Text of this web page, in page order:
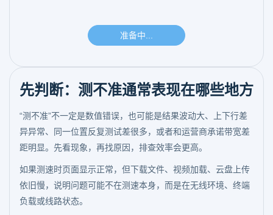
先判断：测不准通常表现在哪些地方
“测不准”不一定是数值错误，也可能是结果波动大、上下行差
异异常、同一位置反复测试差很多，或者和运营商承诺带宽差
距明显。先看现象，再找原因，排查效率会更高。
如果测速时页面显示正常，但下载文件、视频加载、云盘上传
依旧慢，说明问题可能不在测速本身，而是在无线环境、终端
负载或线路状态。